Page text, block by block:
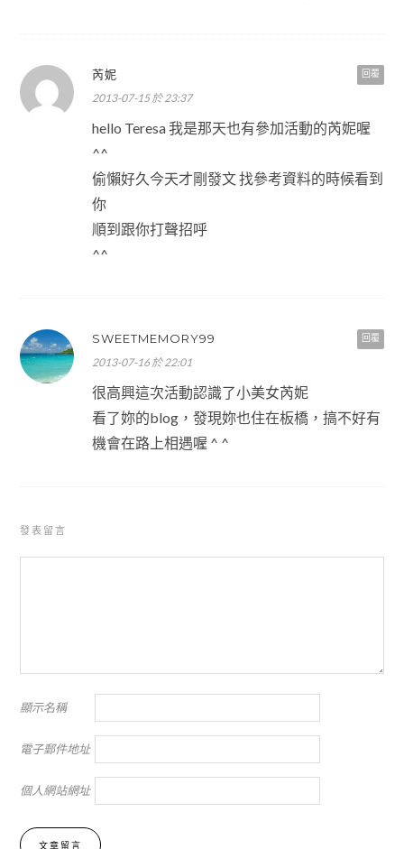
回覆
芮妮
2013-07-15 於 23:37
hello Teresa 我是那天也有參加活動的芮妮喔
^^
偷懶好久今天才剛發文 找參考資料的時候看到
你
順到跟你打聲招呼
^^
回覆
SWEETMEMORY99
2013-07-16 於 22:01
很高興這次活動認識了小美女芮妮
看了妳的blog，發現妳也住在板橋，搞不好有
機會在路上相遇喔 ^ ^
發表留言
顯示名稱
電子郵件地址
個人網站網址